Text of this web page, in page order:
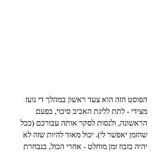
הפוסט הזה הוא צעד ראשון במהלך די נועז
מצידי - לתת לליגת האביב סיכוי, בפעם
הראשונה, ולנסות לסקר אותה עבורכם (ככל
שהזמן יאפשר לי). יכול מאוד להיות שזה לא
יהיה בזבוז זמן מוחלט - אחרי הכול, בנבחרת